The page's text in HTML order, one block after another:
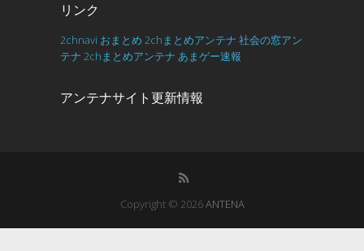
リンク
2chnavi おまとめ 2chまとめアンテナ 社会の窓アン
テナ 2chまとめアンテナ あまゲー速報
アンテナサイト更新情報
Copyright © 2026ANTENA